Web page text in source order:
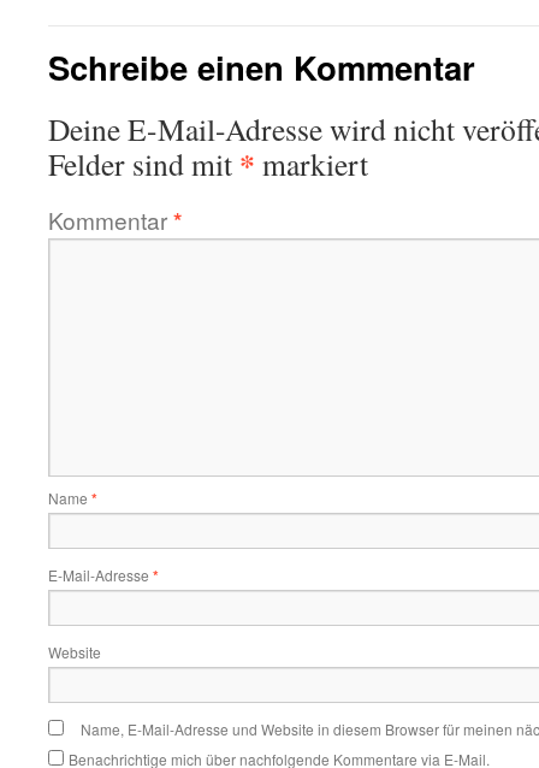
Schreibe einen Kommentar
Deine E-Mail-Adresse wird nicht
Felder sind mit * markiert
Kommentar*
Name *
E-Mail-Adresse *
Website
Name, E-Mail-Adresse und Website in diesem Browser für meinen
Benachrichtige mich über nachfolgende Kommentare via E-Mail.